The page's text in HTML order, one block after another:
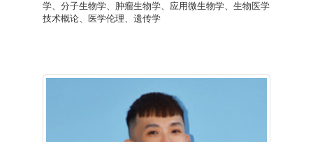
学、分子生物学、肿瘤生物学、应用微生物学、生物医学
技术概论、医学伦理、遗传学